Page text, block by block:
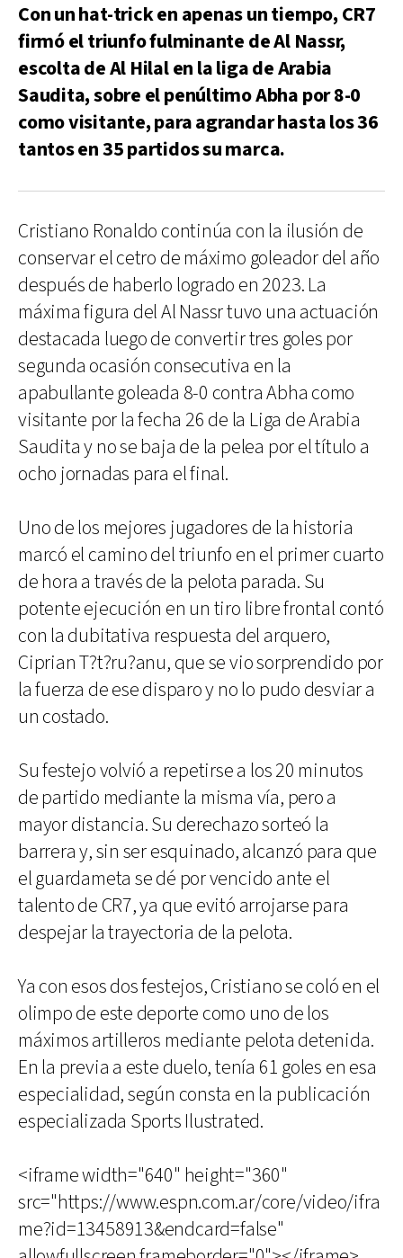
Con un hat-trick en apenas un tiempo, CR7
firmó el triunfo fulminante de Al Nassr,
escolta de Al Hilal en la liga de Arabia
Saudita, sobre el penúltimo Abha por 8-0
como visitante, para agrandar hasta los 36
tantos en 35 partidos su marca.
Cristiano Ronaldo continúa con la ilusión de
conservar el cetro de máximo goleador del año
después de haberlo logrado en 2023. La
máxima figura del Al Nassr tuvo una actuación
destacada luego de convertir tres goles por
segunda ocasión consecutiva en la
apabullante goleada 8-0 contra Abha como
visitante por la fecha 26 de la Liga de Arabia
Saudita y no se baja de la pelea por el título a
ocho jornadas para el final.
Uno de los mejores jugadores de la historia
marcó el camino del triunfo en el primer cuarto
de hora a través de la pelota parada. Su
potente ejecución en un tiro libre frontal contó
con la dubitativa respuesta del arquero,
Ciprian T?t?ru?anu, que se vio sorprendido por
la fuerza de ese disparo y no lo pudo desviar a
un costado.
Su festejo volvió a repetirse a los 20 minutos
de partido mediante la misma vía, pero a
mayor distancia. Su derechazo sorteó la
barrera y, sin ser esquinado, alcanzó para que
el guardameta se dé por vencido ante el
talento de CR7, ya que evitó arrojarse para
despejar la trayectoria de la pelota.
Ya con esos dos festejos, Cristiano se coló en el
olimpo de este deporte como uno de los
máximos artilleros mediante pelota detenida.
En la previa a este duelo, tenía 61 goles en esa
especialidad, según consta en la publicación
especializada Sports Ilustrated.
<iframe width="640" height="360"
src="https://www.espn.com.ar/core/video/ifra
me?id=13458913&endcard=false"